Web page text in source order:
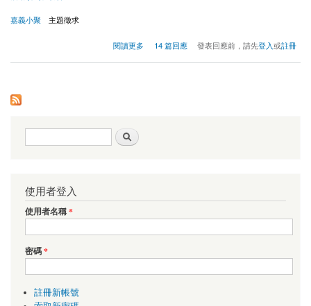
嘉義小聚 主題徵求
閱讀更多
關於嘉義小聚徵求 4-6 月的主題分享者 14 篇回應 發表回應前，請先登入或註冊
搜尋表單
使用者登入
使用者名稱*
密碼*
註冊新帳號